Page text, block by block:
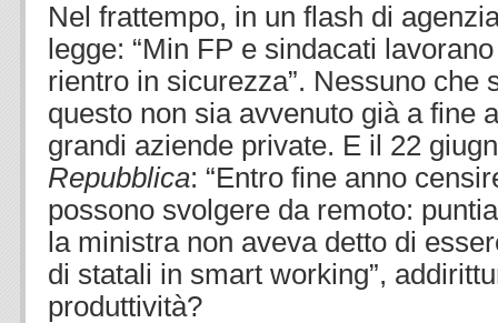
Nel frattempo, in un flash di
legge: “Min FP e sindacati
rientro in sicurezza”. Nessuno che
questo non sia avvenuto già a fine
grandi aziende private. E il 22
Repubblica: “Entro fine anno
possono svolgere da remoto:
la ministra non aveva detto di
di statali in smart working”,
produttività?